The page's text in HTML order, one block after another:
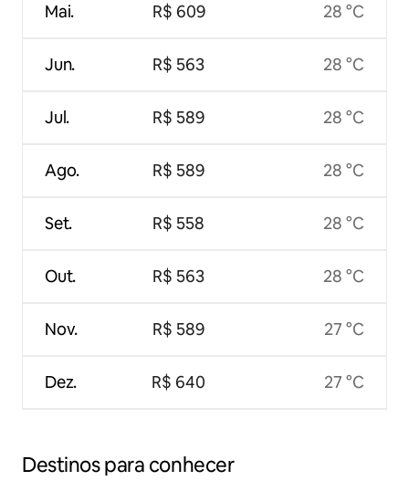
Mai.
Jun.
Jul.
Ago.
Set.
Out.
Nov.
Dez.
R$ 609
R$ 563
R$ 589
R$ 589
R$ 558
R$ 563
R$ 589
R$ 640
28 °C
28 °C
28 °C
28 °C
28 °C
28 °C
27 °C
27 °C
Destinos para conhecer